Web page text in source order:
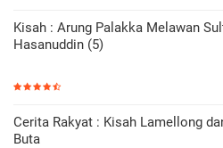
Kisah : Arung Palakka Melawan
Hasanuddin (5)
Cerita Rakyat : Kisah Lamellong
Buta